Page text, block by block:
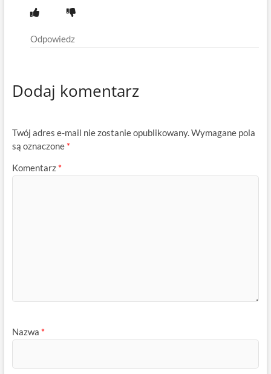
Odpowiedz
Dodaj komentarz
Twój adres e-mail nie zostanie opublikowany.Wymagane pola
są oznaczone *
Komentarz *
Nazwa *